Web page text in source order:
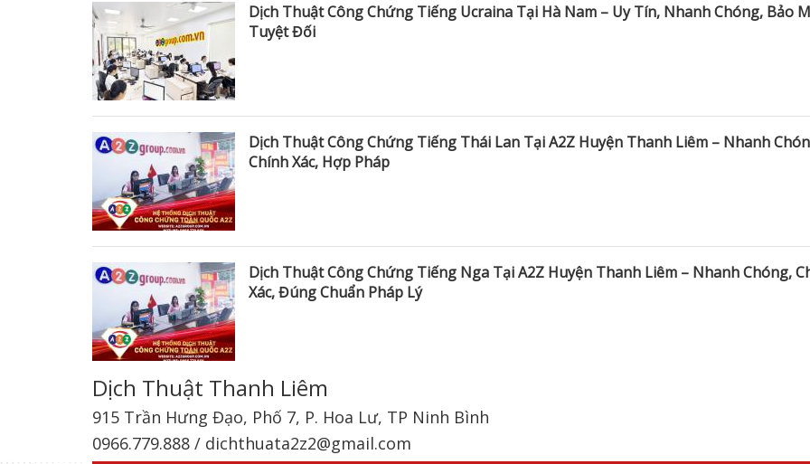
Dịch Thuật Công Chứng Tiếng Ucraina Tại Hà Nam – Uy Tín, Nhanh Chóng, Bảo
Tuyệt Đối
Dịch Thuật Công Chứng Tiếng Thái Lan Tại A2Z Huyện Thanh Liêm – Nhanh
Chính Xác, Hợp Pháp
Dịch Thuật Công Chứng Tiếng Nga Tại A2Z Huyện Thanh Liêm – Nhanh Chóng,
Xác, Đúng Chuẩn Pháp Lý
Dịch Thuật Thanh Liêm
915 Trần Hưng Đạo, Phố 7, P. Hoa Lư, TP Ninh Bình
0966.779.888 / dichthuata2z2@gmail.com